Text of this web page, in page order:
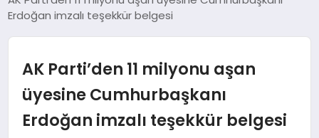
SPOR
DÜNYA
SİYASET
Erdoğan imzalı teşekkür belgesi
AK Parti’den 11 milyonu aşan
üyesine Cumhurbaşkanı
Erdoğan imzalı teşekkür belgesi